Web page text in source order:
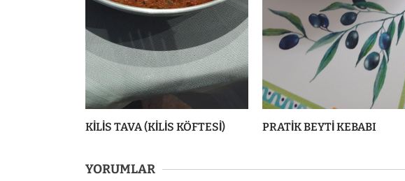
KİLİS TAVA (KİLİS KÖFTESİ) PRATİK BEYTİ KEBABI
YORUMLAR